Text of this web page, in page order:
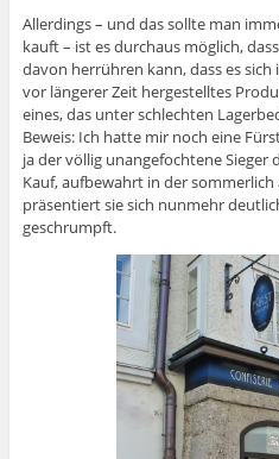
Allerdings – und das sollte man
kauft – ist es durchaus möglich,
davon herrühren kann, dass es
vor längerer Zeit hergestelltes
eines, das unter schlechten
Beweis: Ich hatte mir noch eine
ja der völlig unangefochtene Sieger
Kauf, aufbewahrt in der
präsentiert sie sich nunmehr
geschrumpft.